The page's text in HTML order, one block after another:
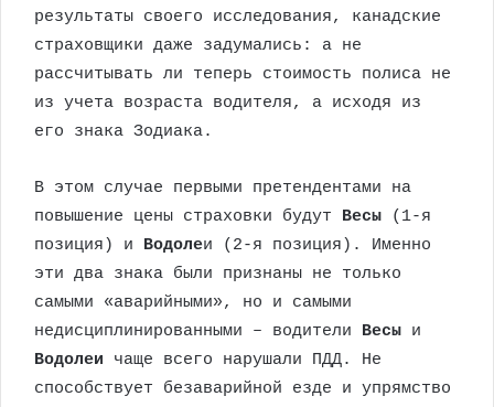
результаты своего исследования, канадские
страховщики даже задумались: а не
рассчитывать ли теперь стоимость полиса не
из учета возраста водителя, а исходя из
его знака Зодиака.
В этом случае первыми претендентами на
повышение цены страховки будут Весы (1-я
позиция) и Водолеи (2-я позиция). Именно
эти два знака были признаны не только
самыми «аварийными», но и самыми
недисциплинированными – водители Весы и
Водолеи чаще всего нарушали ПДД. Не
способствует безаварийной езде и упрямство